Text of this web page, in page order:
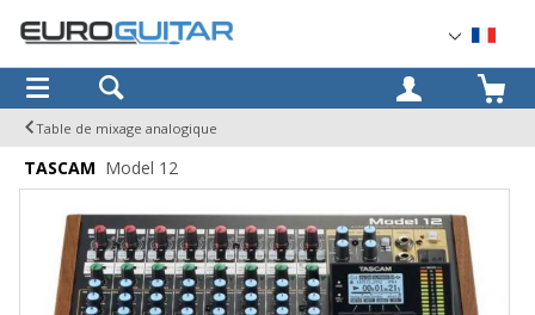
OK
Table de mixage analogique
TASCAM Model 12